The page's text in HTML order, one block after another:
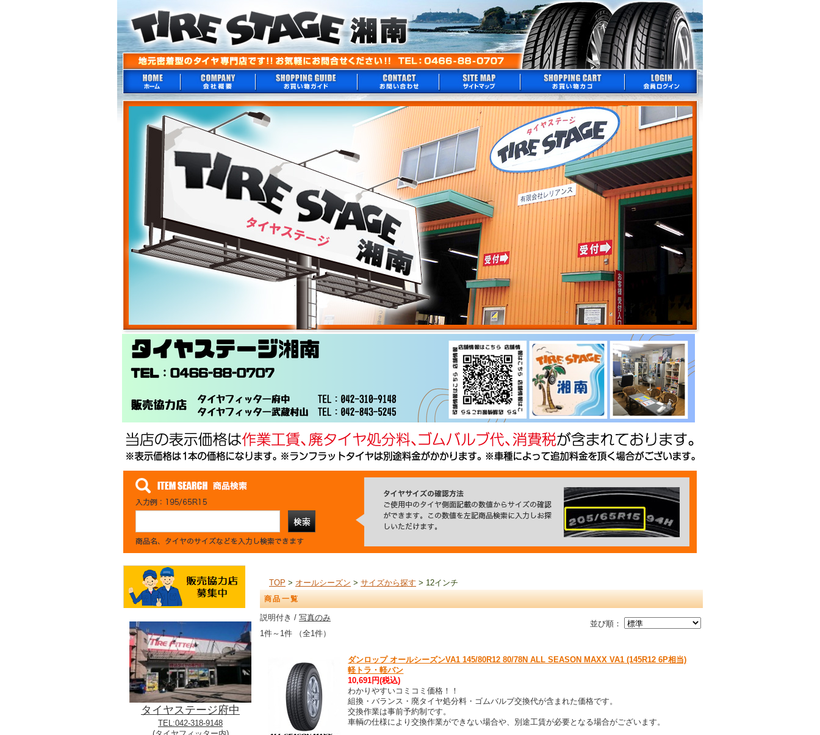
タイヤステージ府中
TEL:042-318-9148
TOP > オールシーズン > サイズから探す > 12インチ
商品一覧
並び順：
説明付き / 写真のみ
1件～1件 （全1件）
ダンロップ オールシーズンVA1 145/80R12 80/78N ALL SEASON MAXX VA1 (145R12 6P相当)
軽トラ・軽バン
10,691円(税込)
わかりやすいコミコミ価格！！
組換・バランス・廃タイヤ処分料・ゴムバルブ交換代が含まれた価格です。
交換作業は事前予約制です。
車輌の仕様により交換作業ができない場合や、別途工賃が必要となる場合がございます。